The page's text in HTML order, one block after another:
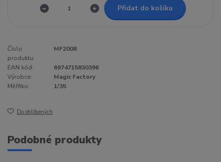
Přidat do košíku
Číslo
produktu:
MF2008
EAN kód:
6974715830396
Výrobce:
Magic Factory
Měřítko:
1/35
Do oblíbených
Podobné produkty